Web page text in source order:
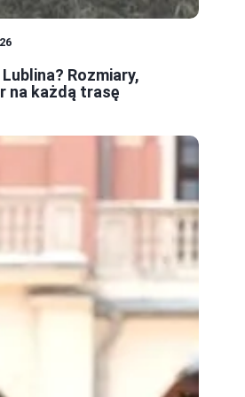
Rozmiary,
na każdą trasę